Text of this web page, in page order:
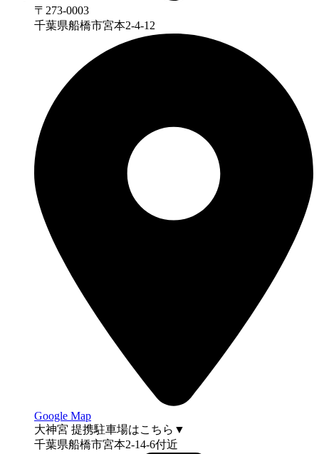
〒273-0003
千葉県船橋市宮本2-4-12
Google Map
大神宮 提携駐車場はこちら▼
千葉県船橋市宮本2-14-6付近